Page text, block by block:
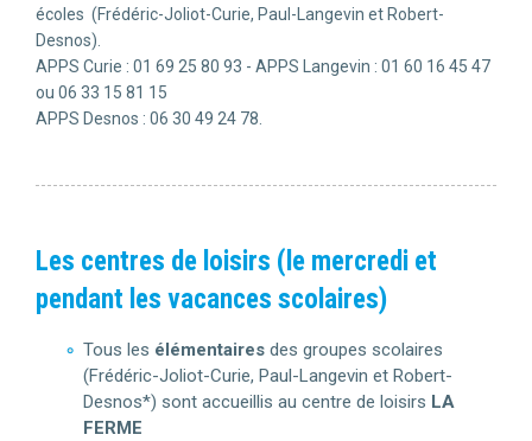
écoles (Frédéric-Joliot-Curie, Paul-Langevin et Robert-
Desnos).
APPS Curie : 01 69 25 80 93 - APPS Langevin : 01 60 16 45 47
ou 06 33 15 81 15
APPS Desnos : 06 30 49 24 78.
Les centres de loisirs (le mercredi et
pendant les vacances scolaires)
Tous les élémentaires des groupes scolaires
(Frédéric-Joliot-Curie, Paul-Langevin et Robert-
Desnos*) sont accueillis au centre de loisirs LA
FERME